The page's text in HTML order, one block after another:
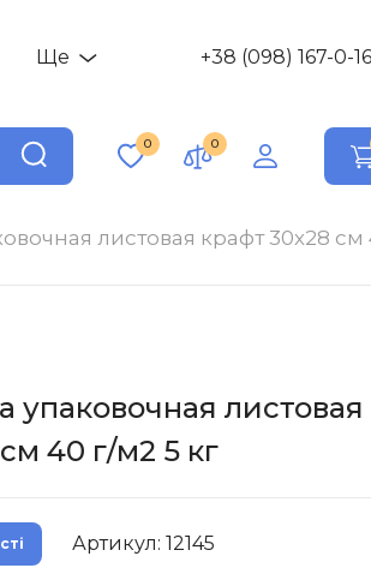
Ще +38 (098) 167-0-
0 0
листовая крафт 30х28 см
упаковочная
40 г/м2 5 кг
Артикул: 12145